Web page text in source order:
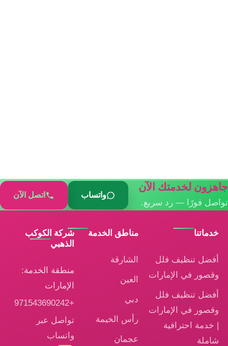
لخدمتك الآن
فورًا — رد سريع.
واتساب اتصل الآن
خدماتنا
أفضل تنظيف فلل
وقصور في الإمارات
أفضل تنظيف فلل
وقصور في الإمارات
| خدمة احترافية
شاملة
مناطق الخدمة
الشارقة
العين
دبي
رأس الخيمة
عجمان
شركة الكوكب
الذهبي
منطقة الخدمة:
الإمارات
تواصل عبر
واتساب